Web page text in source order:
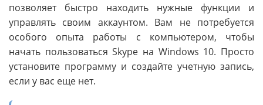
позволяет быстро находить нужные функции и
управлять своим аккаунтом. Вам не потребуется
особого опыта работы с компьютером, чтобы
начать пользоваться Skype на Windows 10. Просто
установите программу и создайте учетную запись,
если у вас еще нет.